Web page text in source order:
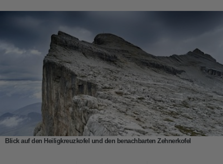
Blick auf den Heiligkreuzkofel und den benachbarten Zehnerkofel